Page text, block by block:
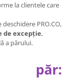
la clientele care
PRO.CO,
de excepție,
a părului.
păr: